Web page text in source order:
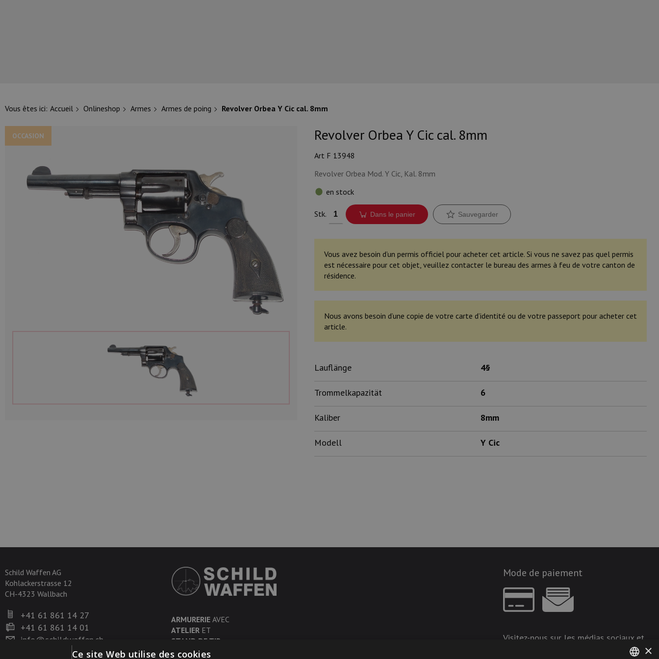
Vous êtes ici: Accueil Onlineshop Armes Armes de poing Revolver Orbea Y Cic cal. 8mm
OCCASION Revolver Orbea Y Cic cal. 8mm
Art F 13948
Revolver Orbea Mod. Y Cic, Kal. 8mm
en stock
Stk. Dans le panier Sauvegarder
Vous avez besoin d’un permis officiel pour acheter cet article. Si vous ne savez pas quel permis
est nécessaire pour cet objet, veuillez contacter le bureau des armes à feu de votre canton de
résidence.
Nous avons besoin d’une copie de votre carte d’identité ou de votre passeport pour acheter cet
article.
Lauflänge 4§
Trommelkapazität 6
Kaliber 8mm
Modell Y Cic
Schild Waffen AG
Kohlackerstrasse 12
CH-4323 Wallbach
+41 61 861 14 27
+41 61 861 14 01
info@schildwaffen.ch
ARMURERIE AVEC
ATELIER ET
STAND DE TIR
Mode de paiement
Visitez-nous sur les médias sociaux et
×
Ce site Web utilise des cookies